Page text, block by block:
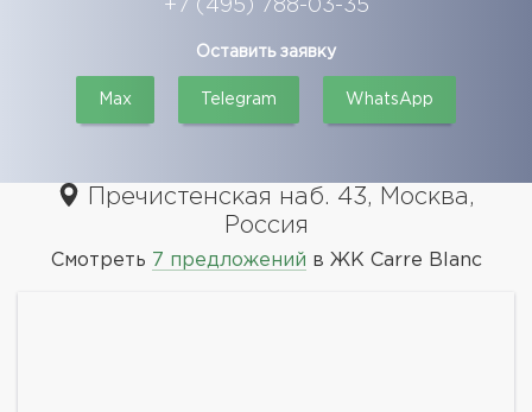
+7 (495) 788-03-35
Оставить заявку
Max Telegram WhatsApp
Пречистенская наб. 43, Москва,
Россия
Смотреть 7 предложений в ЖК Carre Blanc